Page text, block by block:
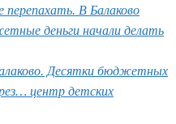
В Балаково
деньги начали делать
Десятки бюджетных
центр детских